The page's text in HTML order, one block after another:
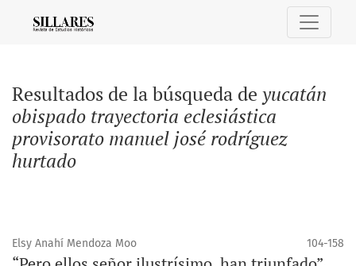
Resultados de la búsqueda de yucatán
obispado trayectoria eclesiástica
provisorato manuel josé rodríguez
hurtado
Elsy Anahí Mendoza Moo 104-158